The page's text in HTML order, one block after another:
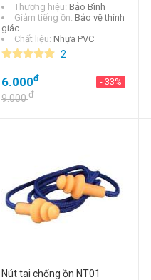
Thương hiệu: Bảo Bình
Giảm tiếng ồn: Bảo vệ thính
giác
Chất liệu: Nhựa PVC
2
6.000đ - 33%
9.000đ
Nút tai chống ồn NT01